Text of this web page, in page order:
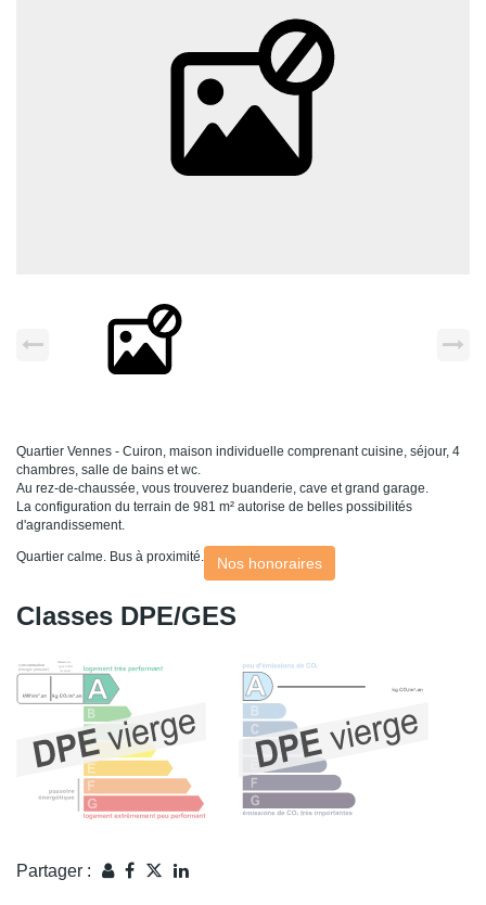
Quartier Vennes - Cuiron, maison individuelle comprenant cuisine, séjour, 4
chambres, salle de bains et wc.
Au rez-de-chaussée, vous trouverez buanderie, cave et grand garage.
La configuration du terrain de 981 m² autorise de belles possibilités
d'agrandissement.
Quartier calme. Bus à proximité. Nos honoraires
Classes DPE/GES
Partager :